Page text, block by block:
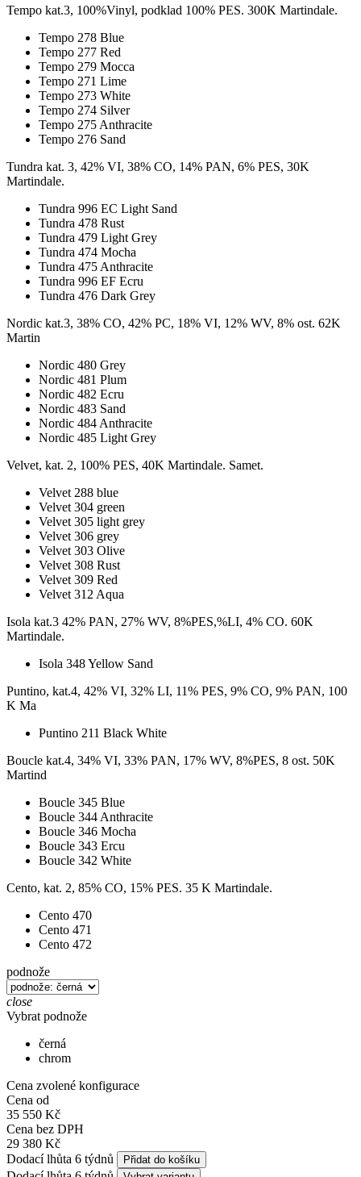
Tempo kat.3, 100%Vinyl, podklad 100% PES. 300K Martindale.
Tempo 278 Blue
Tempo 277 Red
Tempo 279 Mocca
Tempo 271 Lime
Tempo 273 White
Tempo 274 Silver
Tempo 275 Anthracite
Tempo 276 Sand
Tundra kat. 3, 42% VI, 38% CO, 14% PAN, 6% PES, 30K
Martindale.
Tundra 996 EC Light Sand
Tundra 478 Rust
Tundra 479 Light Grey
Tundra 474 Mocha
Tundra 475 Anthracite
Tundra 996 EF Ecru
Tundra 476 Dark Grey
Nordic kat.3, 38% CO, 42% PC, 18% VI, 12% WV, 8% ost. 62K
Martin
Nordic 480 Grey
Nordic 481 Plum
Nordic 482 Ecru
Nordic 483 Sand
Nordic 484 Anthracite
Nordic 485 Light Grey
Velvet, kat. 2, 100% PES, 40K Martindale. Samet.
Velvet 288 blue
Velvet 304 green
Velvet 305 light grey
Velvet 306 grey
Velvet 303 Olive
Velvet 308 Rust
Velvet 309 Red
Velvet 312 Aqua
Isola kat.3 42% PAN, 27% WV, 8%PES,%LI, 4% CO. 60K
Martindale.
Isola 348 Yellow Sand
Puntino, kat.4, 42% VI, 32% LI, 11% PES, 9% CO, 9% PAN, 100
K Ma
Puntino 211 Black White
Boucle kat.4, 34% VI, 33% PAN, 17% WV, 8%PES, 8 ost. 50K
Martind
Boucle 345 Blue
Boucle 344 Anthracite
Boucle 346 Mocha
Boucle 343 Ercu
Boucle 342 White
Cento, kat. 2, 85% CO, 15% PES. 35 K Martindale.
Cento 470
Cento 471
Cento 472
podnože
close
Vybrat podnože
černá
chrom
Cena zvolené konfigurace
Cena od
35 550 Kč
Cena bez DPH
29 380 Kč
Dodací lhůta 6 týdnů
Přidat do košíku